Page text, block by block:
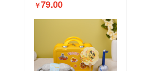
￥79.00